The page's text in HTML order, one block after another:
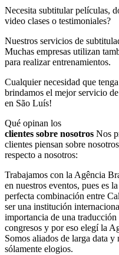
Necesita subtitular películas,
video clases o testimoniales?
Nuestros servicios de
Muchas empresas utilizan
para realizar entrenamientos.
Cualquier necesidad que
brindamos el mejor servicio
en São Luís!
Qué opinan los
clientes sobre nosotros Nos
clientes piensan sobre
respecto a nosotros:
Trabajamos con la Agência
en nuestros eventos, pues es
perfecta combinación entre
ser una institución
importancia de una
congresos y por eso elegí la
Somos aliados de larga data
sólamente elogios.